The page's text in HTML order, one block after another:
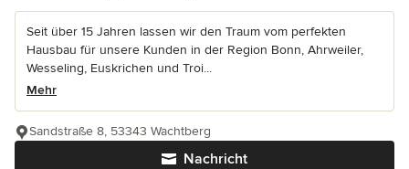
Seit über 15 Jahren lassen wir den Traum vom perfekten
Hausbau für unsere Kunden in der Region Bonn, Ahrweiler,
Wesseling, Euskrichen und Troi...
Mehr
Nachricht
Sandstraße 8, 53343 Wachtberg